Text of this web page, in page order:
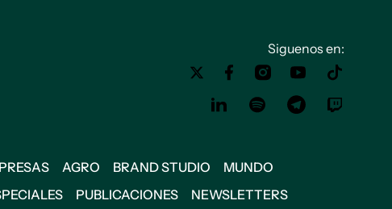
Siguenos en:
AGRO BRAND STUDIO
MUNDO
PUBLICACIONES NEWSLETTERS